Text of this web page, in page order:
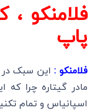
فلامنکو
پاپ
فلامنکو :این سبک در
مادر گیتاره چرا
اسپانیاس و تمام